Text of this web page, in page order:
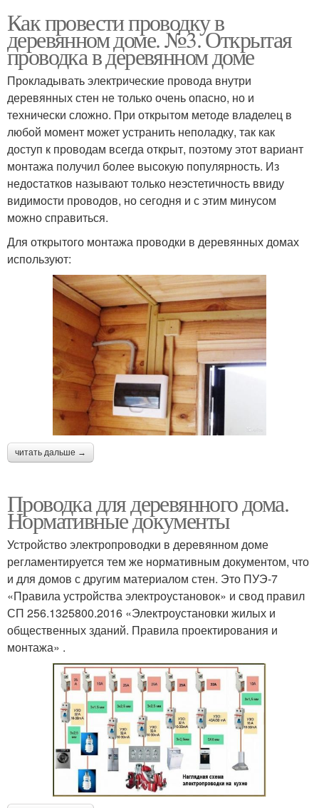
Как провести проводку в
деревянном доме. №3. Открытая
проводка в деревянном доме
Прокладывать электрические провода внутри
деревянных стен не только очень опасно, но и
технически сложно. При открытом методе владелец в
любой момент может устранить неполадку, так как
доступ к проводам всегда открыт, поэтому этот вариант
монтажа получил более высокую популярность. Из
недостатков называют только неэстетичность ввиду
видимости проводов, но сегодня и с этим минусом
можно справиться.
Для открытого монтажа проводки в деревянных домах
используют:
читать дальше →
Проводка для деревянного дома.
Нормативные документы
Устройство электропроводки в деревянном доме
регламентируется тем же нормативным документом, что
и для домов с другим материалом стен. Это ПУЭ-7
«Правила устройства электроустановок» и свод правил
СП 256.1325800.2016 «Электроустановки жилых и
общественных зданий. Правила проектирования и
монтажа» .